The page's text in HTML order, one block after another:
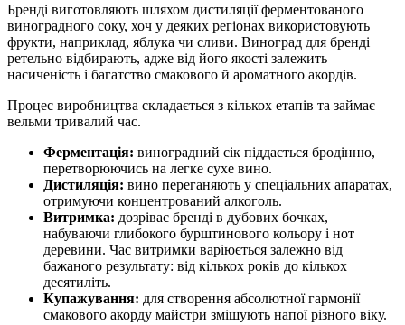
Бренді виготовляють шляхом дистиляції ферментованого
виноградного соку, хоч у деяких регіонах використовують
фрукти, наприклад, яблука чи сливи. Виноград для бренді
ретельно відбирають, адже від його якості залежить
насиченість і багатство смакового й ароматного акордів.
Процес виробництва складається з кількох етапів та займає
вельми тривалий час.
Ферментація: виноградний сік піддається бродінню,
перетворюючись на легке сухе вино.
Дистиляція: вино переганяють у спеціальних апаратах,
отримуючи концентрований алкоголь.
Витримка: дозріває бренді в дубових бочках,
набуваючи глибокого бурштинового кольору і нот
деревини. Час витримки варіюється залежно від
бажаного результату: від кількох років до кількох
десятиліть.
Купажування: для створення абсолютної гармонії
смакового акорду майстри змішують напої різного віку.